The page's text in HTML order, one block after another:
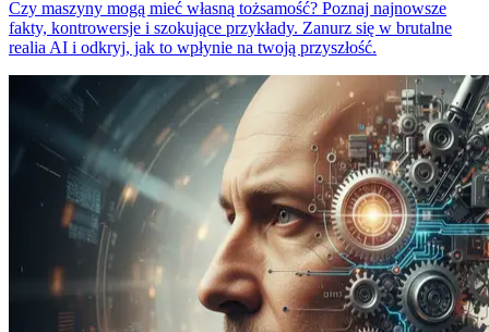
Czy maszyny mogą mieć własną tożsamość? Poznaj najnowsze
fakty, kontrowersje i szokujące przykłady. Zanurz się w brutalne
realia AI i odkryj, jak to wpłynie na twoją przyszłość.